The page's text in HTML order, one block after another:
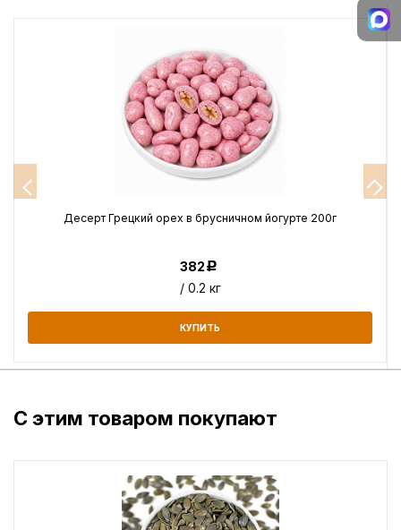
Десерт Грецкий орех в брусничном йогурте 200г
382Р
/ 0.2 кг
КУПИТЬ
С этим товаром покупают